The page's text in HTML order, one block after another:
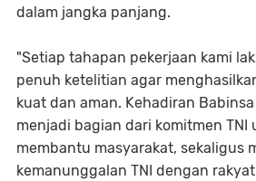
dalam jangka panjang.
"Setiap tahapan pekerjaan kami
penuh ketelitian agar
kuat dan aman. Kehadiran
menjadi bagian dari komitmen TNI
membantu masyarakat, sekaligus
kemanunggalan TNI dengan